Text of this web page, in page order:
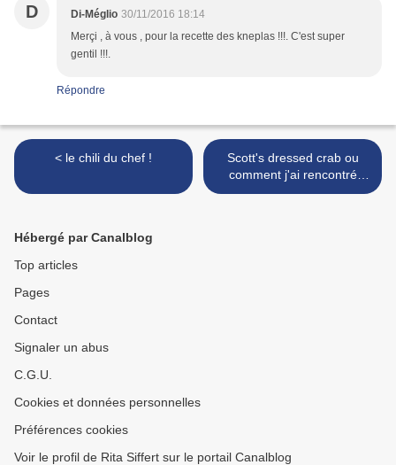
D Di-Méglio 30/11/2016 18:14
Merçi , à vous , pour la recette des kneplas !!!. C'est super
gentil !!!.
Répondre
< le chili du chef !
Scott's dressed crab ou
comment j'ai rencontré
James BOND.... >
Hébergé par Canalblog
Top articles
Pages
Contact
Signaler un abus
C.G.U.
Cookies et données personnelles
Préférences cookies
Voir le profil de Rita Siffert sur le portail Canalblog